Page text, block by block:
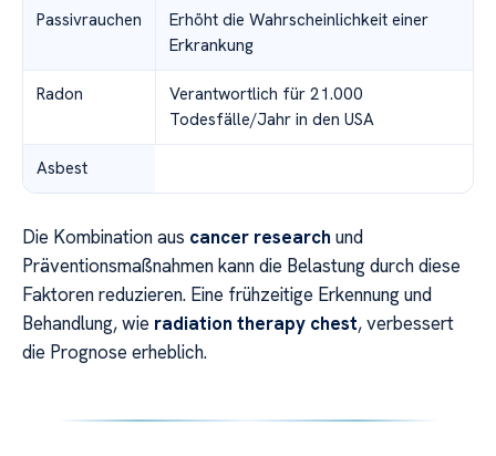
Passivrauchen
Erhöht die Wahrscheinlichkeit einer
Erkrankung
Radon
Verantwortlich für 21.000
Todesfälle/Jahr in den USA
Asbest
Die Kombination aus cancer research und
Präventionsmaßnahmen kann die Belastung durch diese
Faktoren reduzieren. Eine frühzeitige Erkennung und
Behandlung, wie radiation therapy chest, verbessert
die Prognose erheblich.